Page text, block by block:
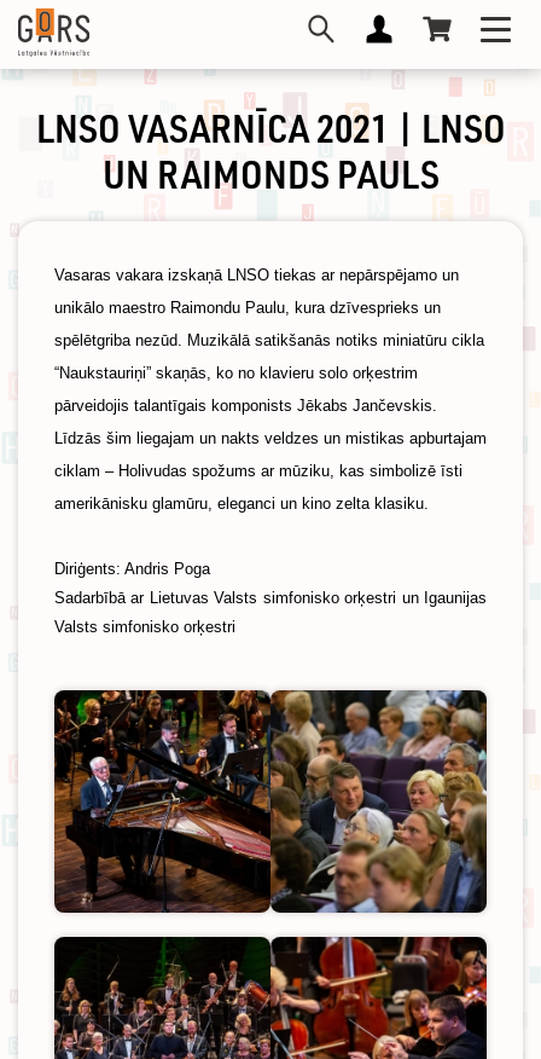
Skip
main
content
LNSO VASARNĪCA 2021 | LNSO
UN RAIMONDS PAULS
Vasaras vakara izskaņā LNSO tiekas ar nepārspējamo un
unikālo maestro Raimondu Paulu, kura dzīvesprieks un
spēlētgriba nezūd. Muzikālā satikšanās notiks miniatūru cikla
“Naukstauriņi” skaņās, ko no klavieru solo orķestrim
pārveidojis talantīgais komponists Jēkabs Jančevskis.
Līdzās šim liegajam un nakts veldzes un mistikas apburtajam
ciklam – Holivudas spožums ar mūziku, kas simbolizē īsti
amerikānisku glamūru, eleganci un kino zelta klasiku.
Diriģents: Andris Poga
Sadarbībā ar Lietuvas Valsts simfonisko orķestri un Igaunijas
Valsts simfonisko orķestri